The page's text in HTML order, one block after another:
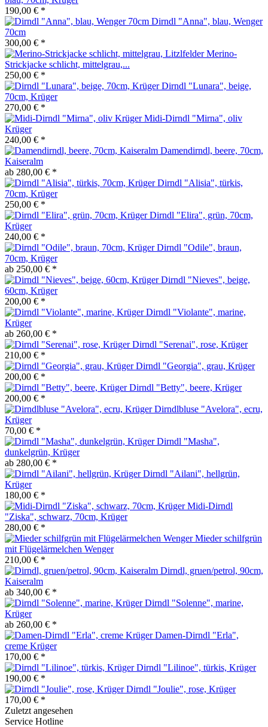
190,00 € *
Dirndl "Anna", blau, Wenger
70cm
300,00 € *
Merino-
Strickjacke schlicht, mittelgrau,...
250,00 € *
Dirndl "Lunara", beige,
70cm, Krüger
270,00 € *
Midi-Dirndl "Mirna", oliv
Krüger
240,00 € *
Damendirndl, beere, 70cm,
Kaiseralm
ab 280,00 € *
Dirndl "Alisia", türkis,
70cm, Krüger
250,00 € *
Dirndl "Elira", grün, 70cm,
Krüger
240,00 € *
Dirndl "Odile", braun,
70cm, Krüger
ab 250,00 € *
Dirndl "Nieves", beige,
60cm, Krüger
200,00 € *
Dirndl "Violante", marine,
Krüger
ab 260,00 € *
Dirndl "Serenai", rose, Krüger
210,00 € *
Dirndl "Georgia", grau, Krüger
200,00 € *
Dirndl "Betty", beere, Krüger
200,00 € *
Dirndlbluse "Avelora", ecru,
Krüger
70,00 € *
Dirndl "Masha",
dunkelgrün, Krüger
ab 280,00 € *
Dirndl "Ailani", hellgrün,
Krüger
180,00 € *
Midi-Dirndl
"Ziska", schwarz, 70cm, Krüger
280,00 € *
Mieder schilfgrün
mit Flügelärmelchen Wenger
210,00 € *
Dirndl, gruen/petrol, 90cm,
Kaiseralm
ab 340,00 € *
Dirndl "Solenne", marine,
Krüger
ab 260,00 € *
Damen-Dirndl "Erla",
creme Krüger
170,00 € *
Dirndl "Lilinoe", türkis, Krüger
190,00 € *
Dirndl "Joulie", rose, Krüger
170,00 € *
Zuletzt angesehen
Service Hotline